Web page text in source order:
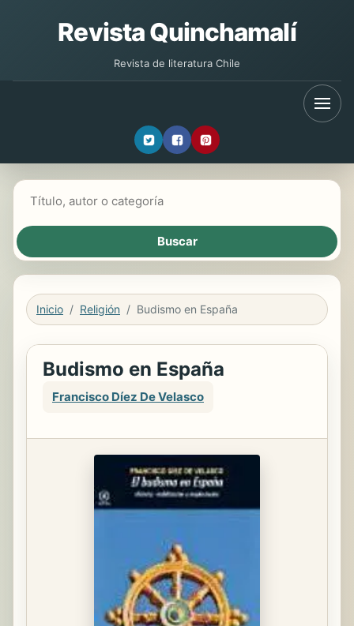
Revista Quinchamalí
Revista de literatura Chile
Inicio Religión Budismo en España
Budismo en España
Francisco Díez De Velasco